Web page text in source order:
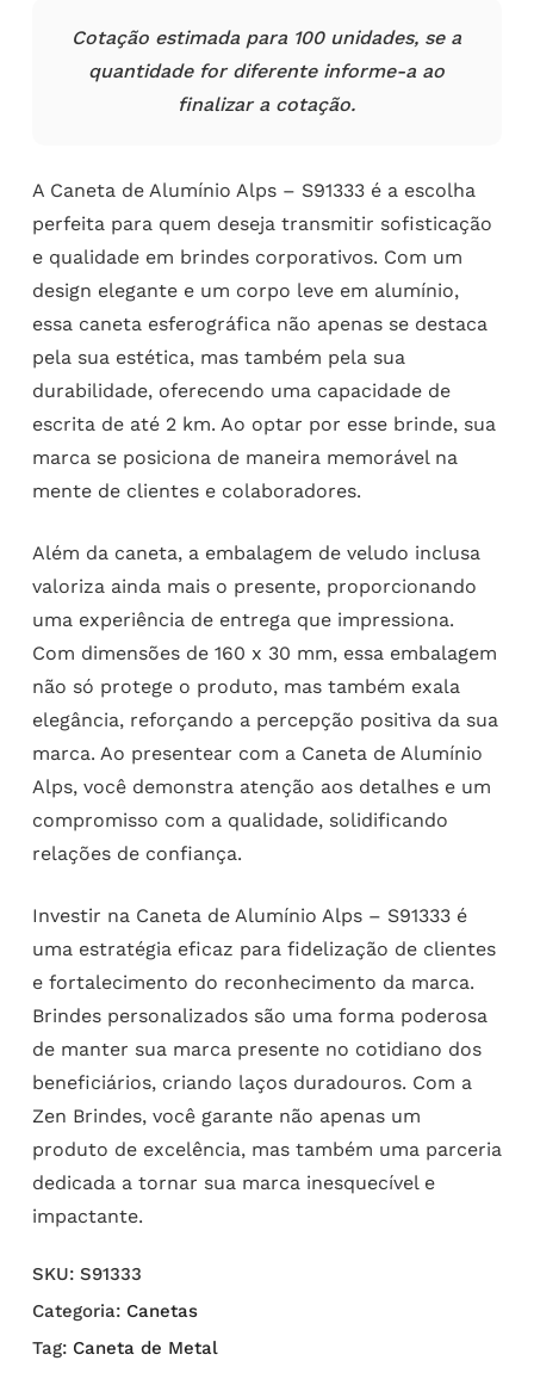
Cotação estimada para 100 unidades, se a
quantidade for diferente informe-a ao
finalizar a cotação.
A Caneta de Alumínio Alps – S91333 é a escolha
perfeita para quem deseja transmitir sofisticação
e qualidade em brindes corporativos. Com um
design elegante e um corpo leve em alumínio,
essa caneta esferográfica não apenas se destaca
pela sua estética, mas também pela sua
durabilidade, oferecendo uma capacidade de
escrita de até 2 km. Ao optar por esse brinde, sua
marca se posiciona de maneira memorável na
mente de clientes e colaboradores.
Além da caneta, a embalagem de veludo inclusa
valoriza ainda mais o presente, proporcionando
uma experiência de entrega que impressiona.
Com dimensões de 160 x 30 mm, essa embalagem
não só protege o produto, mas também exala
elegância, reforçando a percepção positiva da sua
marca. Ao presentear com a Caneta de Alumínio
Alps, você demonstra atenção aos detalhes e um
compromisso com a qualidade, solidificando
relações de confiança.
Investir na Caneta de Alumínio Alps – S91333 é
uma estratégia eficaz para fidelização de clientes
e fortalecimento do reconhecimento da marca.
Brindes personalizados são uma forma poderosa
de manter sua marca presente no cotidiano dos
beneficiários, criando laços duradouros. Com a
Zen Brindes, você garante não apenas um
produto de excelência, mas também uma parceria
dedicada a tornar sua marca inesquecível e
impactante.
SKU: S91333
Categoria: Canetas
Tag: Caneta de Metal